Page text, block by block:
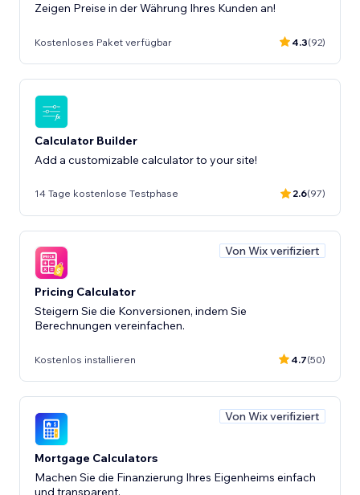
Zeigen Preise in der Währung Ihres Kunden an!
Kostenloses Paket verfügbar 4.3(92)
Calculator Builder
Add a customizable calculator to your site!
14 Tage kostenlose Testphase 2.6(97)
Von Wix verifiziert
Pricing Calculator
Steigern Sie die Konversionen, indem Sie
Berechnungen vereinfachen.
Kostenlos installieren 4.7(50)
Von Wix verifiziert
Mortgage Calculators
Machen Sie die Finanzierung Ihres Eigenheims einfach
und transparent.